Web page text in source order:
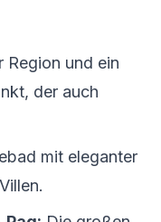
Region und ein
der auch
mit eleganter